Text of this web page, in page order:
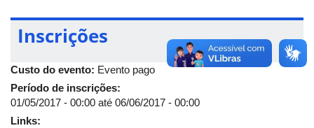
Inscrições
Custo do evento: Evento pago
Período de inscrições:
01/05/2017 - 00:00 até 06/06/2017 - 00:00
Links: